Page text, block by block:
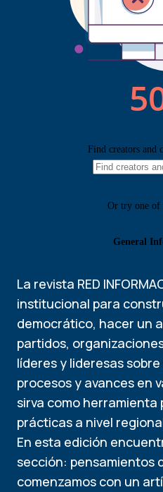
La revista RED
institucional para
democrático, hacer un
partidos,
líderes y lideresas
procesos y avances en
sirva como
prácticas a nivel
En esta edición
sección: pensamientos
comenzamos con un